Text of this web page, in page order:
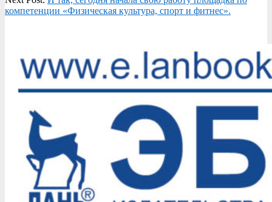
компетенции «Физическая культура, спорт и фитнес».